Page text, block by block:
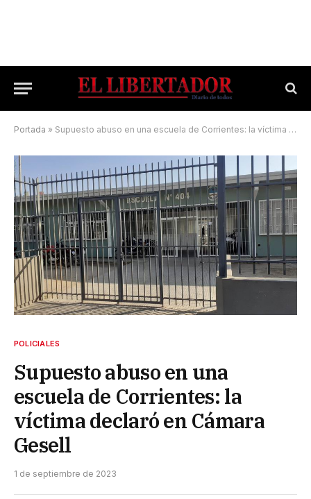
Portada » Supuesto abuso en una escuela de Corrientes: la víctima declaró en Cámara Gesell
POLICIALES
Supuesto abuso en una
escuela de Corrientes: la
víctima declaró en Cámara
Gesell
1 de septiembre de 2023